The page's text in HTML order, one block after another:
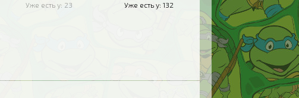
Уже есть у: 23 Уже есть у: 132